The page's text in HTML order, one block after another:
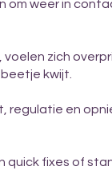
om weer in
voelen zich
kwijt.
regulatie en
quick fixes of